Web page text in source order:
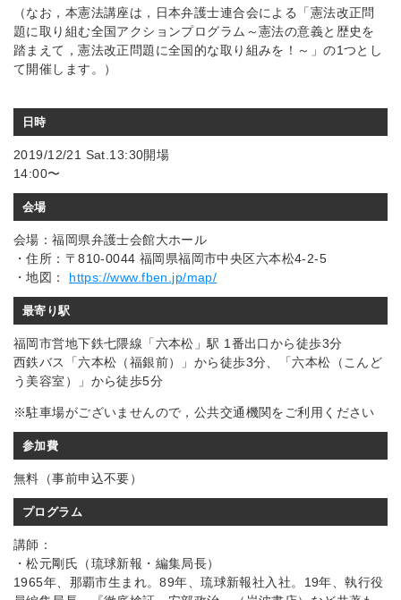
（なお，本憲法講座は，日本弁護士連合会による「憲法改正問
題に取り組む全国アクションプログラム～憲法の意義と歴史を
踏まえて，憲法改正問題に全国的な取り組みを！～」の1つとし
て開催します。）
日時
2019/12/21 Sat.13:30開場
14:00〜
会場
会場：福岡県弁護士会館大ホール
・住所：〒810-0044 福岡県福岡市中央区六本松4-2-5
・地図： https://www.fben.jp/map/
最寄り駅
福岡市営地下鉄七隈線「六本松」駅 1番出口から徒歩3分
西鉄バス「六本松（福銀前）」から徒歩3分、「六本松（こんど
う美容室）」から徒歩5分
※駐車場がございませんので，公共交通機関をご利用ください
参加費
無料（事前申込不要）
プログラム
講師：
・松元剛氏（琉球新報・編集局長）
1965年、那覇市生まれ。89年、琉球新報社入社。19年、執行役